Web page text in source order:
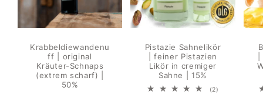
Krabbeldiewandenu
ff | original
Kräuter-Schnaps
(extrem scharf) |
50%
Pistazie Sahnelikör
| feiner Pistazien
Likör in cremiger
Sahne | 15%
(2)